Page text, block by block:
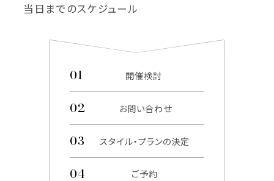
当日までのスケジュール
開催検討
お問い合わせ
スタイル・プランの決定
ご予約